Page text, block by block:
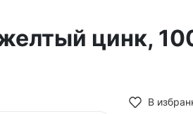
цинк,
В